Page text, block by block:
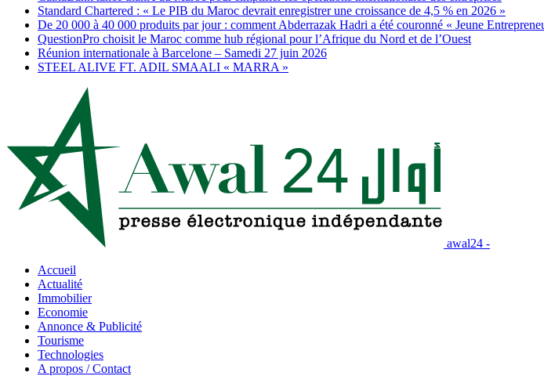
Standard Chartered : « Le PIB du Maroc devrait enregistrer une croissance de 4,5 % en 2026 »
De 20 000 à 40 000 produits par jour : comment Abderrazak Hadri a été couronné « Jeune
QuestionPro choisit le Maroc comme hub régional pour l’Afrique du Nord et de l’Ouest
Réunion internationale à Barcelone – Samedi 27 juin 2026
STEEL ALIVE FT. ADIL SMAALI « MARRA »
awal24 -
Accueil
Actualité
Immobilier
Economie
Annonce & Publicité
Tourisme
Technologies
A propos / Contact